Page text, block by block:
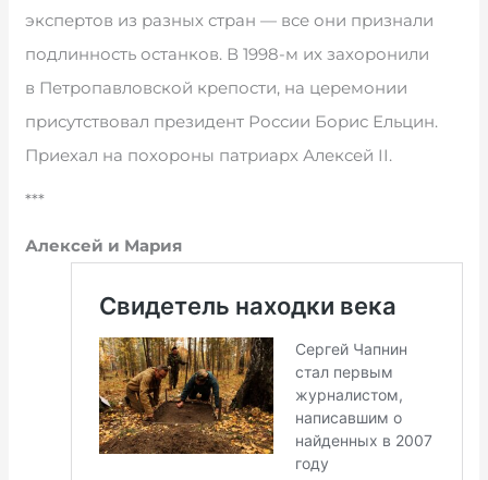
экспертов из разных стран — все они признали
подлинность останков. В 1998-м их захоронили
в Петропавловской крепости, на церемонии
присутствовал президент России Борис Ельцин.
Приехал на похороны патриарх Алексей II.
***
Алексей и Мария